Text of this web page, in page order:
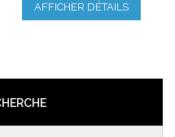
AFFICHER DÉTAILS